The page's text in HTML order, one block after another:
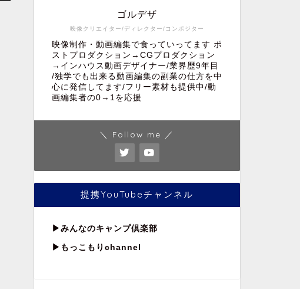
映像クリエイター/ディレクター/コンポジター
ゴルデザ
映像制作・動画編集で食っていってます ポ
ストプロダクション→CGプロダクション
→インハウス動画デザイナー/業界歴9年目
/独学でも出来る動画編集の副業の仕方を中
心に発信してます/フリー素材も提供中/動
画編集者の0→1を応援
＼ Follow me ／
提携YouTubeチャンネル
▶︎ みんなのキャンプ倶楽部
▶︎もっこもりchannel